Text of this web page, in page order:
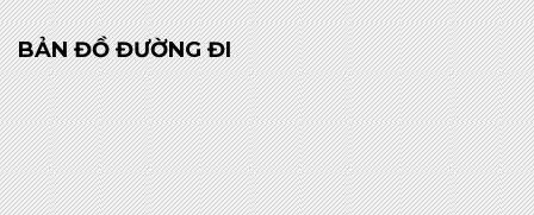
BẢN ĐỒ ĐƯỜNG ĐI